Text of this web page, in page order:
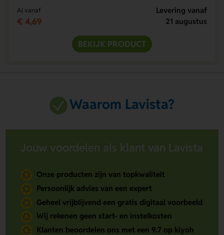
Al vanaf
€ 4,69
Levering vanaf
21 augustus
BEKIJK PRODUCT
Waarom Lavista?
Jouw voordelen als klant van Lavista
Onze producten zijn van topkwaliteit
Persoonlijk advies van een expert
Geheel vrijblijvend een gratis digitaal voorbeeld
Wij rekenen geen start- en instelkosten
Klanten beoordelen ons met een 9.7 op kiyoh